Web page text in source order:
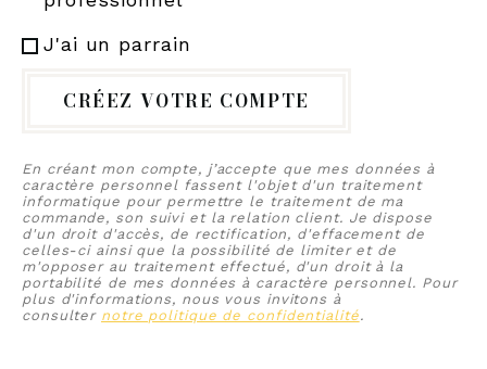
J'ai un parrain
CRÉEZ VOTRE COMPTE
En créant mon compte, j’accepte que mes données à
caractère personnel fassent l'objet d'un traitement
informatique pour permettre le traitement de ma
commande, son suivi et la relation client. Je dispose
d'un droit d'accès, de rectification, d'effacement de
celles-ci ainsi que la possibilité de limiter et de
m'opposer au traitement effectué, d'un droit à la
portabilité de mes données à caractère personnel. Pour
plus d'informations, nous vous invitons à
consulter notre politique de confidentialité.